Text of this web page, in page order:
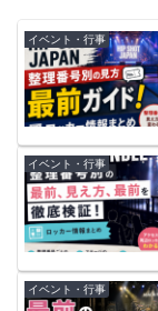
イベント・行事
イベント・行事
イベント・行事